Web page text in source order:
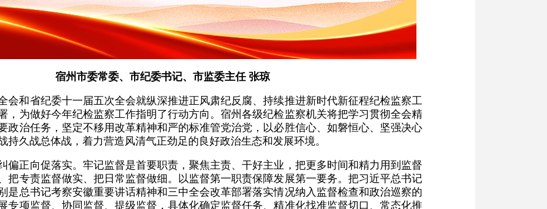
宿州市委常委、市纪委书记、市监委主任 张琼
会和省纪委十一届五次全会就纵深推进正风肃纪反腐、持续推进新时代新征程纪检监察工
，为做好今年纪检监察工作指明了行动方向。宿州各级纪检监察机关将把学习贯彻全会精
政治任务，坚定不移用改革精神和严的标准管党治党，以必胜信心、如磐恒心、坚强决心
持久战总体战，着力营造风清气正劲足的良好政治生态和发展环境。
偏正向促落实。牢记监督是首要职责，聚焦主责、干好主业，把更多时间和精力用到监督
把专责监督做实、把日常监督做细。以监督第一职责保障发展第一要务。把习近平总书记
是总书记考察安徽重要讲话精神和三中全会改革部署落实情况纳入监督检查和政治巡察的
专项监督、协同监督、提级监督，具体化确定监督任务、精准化找准监督切口、常态化推